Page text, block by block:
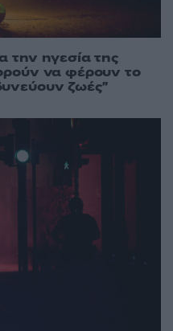
την ηγεσία της
να φέρουν το
ζωές"